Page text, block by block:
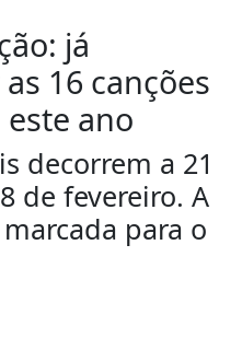
já
16 canções
ano
decorrem a 21
de fevereiro. A
para o